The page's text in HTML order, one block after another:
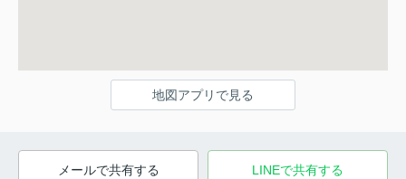
地図アプリで見る
メールで共有する LINEで共有する